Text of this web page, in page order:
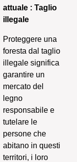
attuale : Taglio
illegale
Proteggere una
foresta dal taglio
illegale significa
garantire un
mercato del
legno
responsabile e
tutelare le
persone che
abitano in questi
territori, i loro